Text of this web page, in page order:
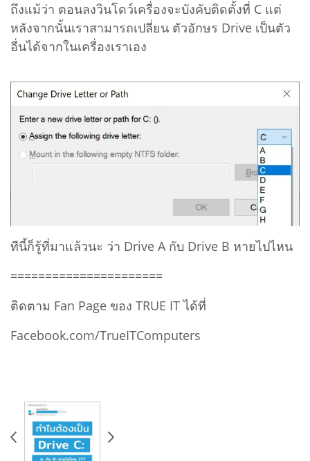
ถึงแม้ว่า ตอนลงวินโดว์เครื่องจะบังคับติดตั้งที่ C แต่
หลังจากนั้นเราสามารถเปลี่ยน ตัวอักษร Drive เป็นตัว
อื่นได้จากในเครื่องเราเอง
ทีนี้ก็รู้ที่มาแล้วนะ ว่า Drive A กับ Drive B หายไปไหน
======================
ติดตาม Fan Page ของ TRUE IT ได้ที่
Facebook.com/TrueITComputers